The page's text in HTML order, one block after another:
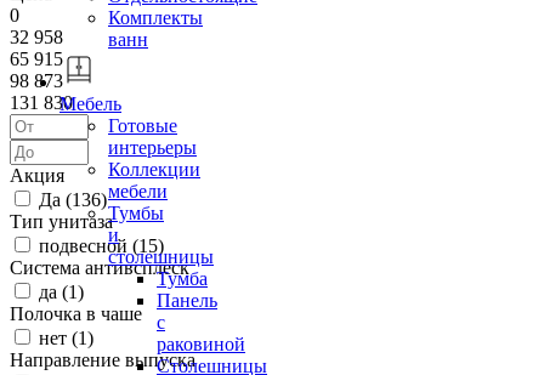
Комплекты
ванн
Мебель
Готовые
интерьеры
Коллекции
мебели
Тумбы
и
столешницы
Тумба
Панель
с
раковиной
Столешницы
0
32 958
65 915
98 873
131 830
Акция
Да (136)
Тип унитаза
подвесной (15)
Система антивсплеск
да (1)
Полочка в чаше
нет (1)
Направление выпуска